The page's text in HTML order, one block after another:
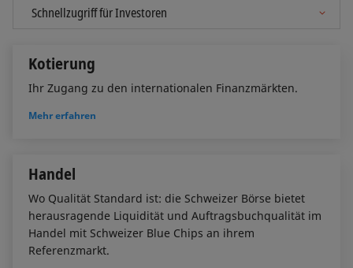
Kotierung
Ihr Zugang zu den internationalen Finanzmärkten.
Mehr erfahren
Handel
Wo Qualität Standard ist: die Schweizer Börse bietet
herausragende Liquidität und Auftragsbuchqualität im
Handel mit Schweizer Blue Chips an ihrem
Referenzmarkt.